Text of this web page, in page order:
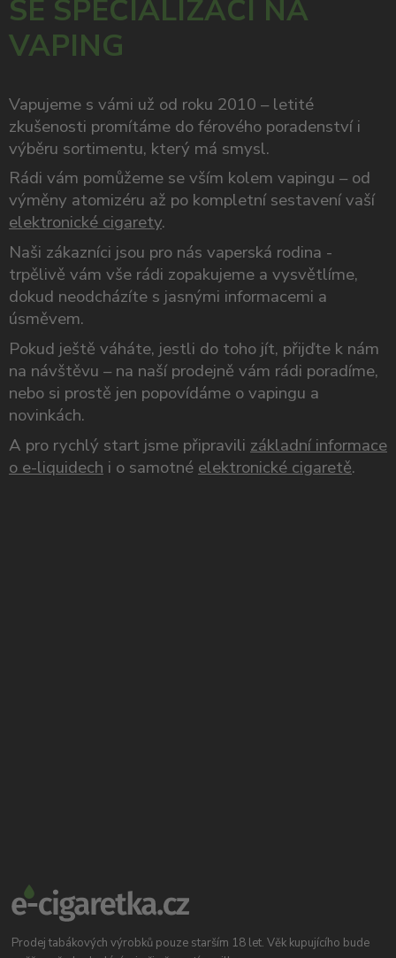
SE SPECIALIZACÍ NA
VAPING
Vapujeme s vámi už od roku 2010 – letité
zkušenosti promítáme do férového poradenství i
výběru sortimentu, který má smysl.
Rádi vám pomůžeme se vším kolem vapingu – od
výměny atomizéru až po kompletní sestavení vaší
elektronické cigarety.
Naši zákazníci jsou pro nás vaperská rodina -
trpělivě vám vše rádi zopakujeme a vysvětlíme,
dokud neodcházíte s jasnými informacemi a
úsměvem.
Pokud ještě váháte, jestli do toho jít, přijďte k nám
na návštěvu – na naší prodejně vám rádi poradíme,
nebo si prostě jen popovídáme o vapingu a
novinkách.
A pro rychlý start jsme připravili základní informace
o e-liquidech i o samotné elektronické cigaretě.
Prodej tabákových výrobků pouze starším 18 let. Věk kupujícího bude